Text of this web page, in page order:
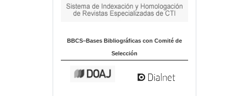
BBCS–Bases Bibliográficas con Comité de
Selección